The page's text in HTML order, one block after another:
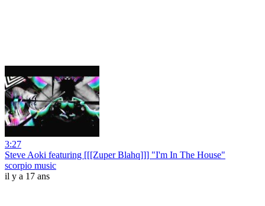
3:27
Steve Aoki featuring [[[Zuper Blahq]]] "I'm In The House"
scorpio music
il y a 17 ans